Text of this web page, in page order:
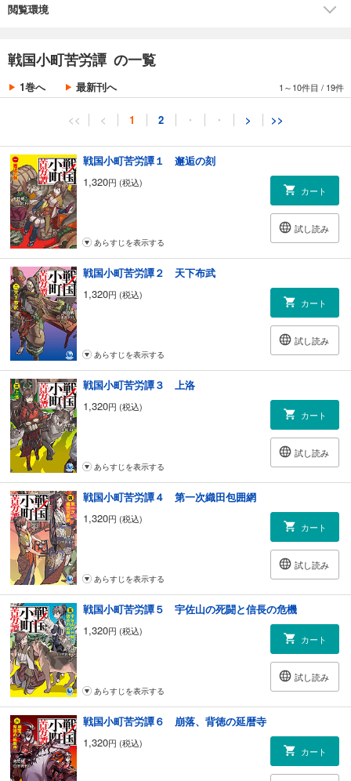
閲覧環境
戦国小町苦労譚 の一覧
1巻へ 最新刊へ 1～10件目 / 19件
<< < 1 2 ・ ・ > >>
戦国小町苦労譚１ 邂逅の刻
1,320円 (税込)
カート
試し読み
あらすじを表示する
戦国小町苦労譚２ 天下布武
1,320円 (税込)
カート
試し読み
あらすじを表示する
戦国小町苦労譚３ 上洛
1,320円 (税込)
カート
試し読み
あらすじを表示する
戦国小町苦労譚４ 第一次織田包囲網
1,320円 (税込)
カート
試し読み
あらすじを表示する
戦国小町苦労譚５ 宇佐山の死闘と信長の危機
1,320円 (税込)
カート
試し読み
あらすじを表示する
戦国小町苦労譚６ 崩落、背徳の延暦寺
1,320円 (税込)
カート